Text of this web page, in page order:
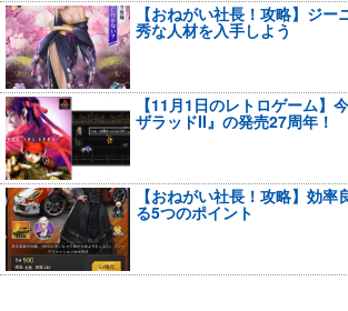
【おねがい社長！攻略】ジー
秀な人材を入手しよう
【11月1日のレトロゲーム】
ザラッドII』の発売27周年！
【おねがい社長！攻略】効率
る5つのポイント